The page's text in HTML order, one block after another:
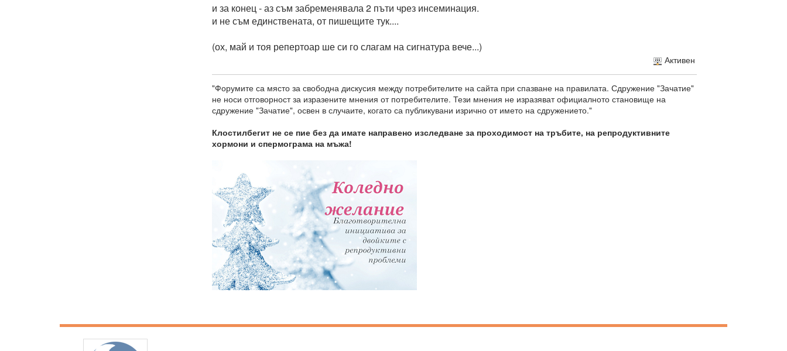
и за конец - аз съм забременявала 2 пъти чрез инсеминация.
и не съм единствената, от пишещите тук....
(ох, май и тоя репертоар ше си го слагам на сигнатура вече...)
Активен
"Форумите са място за свободна дискусия между потребителите на сайта при спазване на правилата. Сдружение "Зачатие"
не носи отговорност за изразените мнения от потребителите. Тези мнения не изразяват официалното становище на
сдружение "Зачатие", освен в случаите, когато са публикувани изрично от името на сдружението."
Клостилбегит не се пие без да имате направено изследване за проходимост на тръбите, на репродуктивните
хормони и спермограма на мъжа!